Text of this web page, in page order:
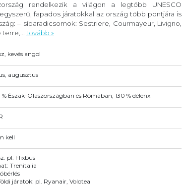
rendelkezik a világon a legtöbb UNESCO
fapados járatokkal az ország több pontjára is
– síparadicsomok: Sestriere, Courmayeur, Livigno,
tovább »
kevés angol
augusztus
% Észak-Olaszországban és Rómában, 130 % délenx
kell
pl. Flixbus
Trenitalia
járatok: pl. Ryanair, Volotea